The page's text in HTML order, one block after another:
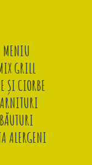
MENIU
GRILL
ȘI CIORBE
BĂUTURI
ALERGENI